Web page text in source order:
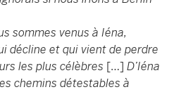
sommes venus à Iéna,
décline et qui vient de perdre
les plus célèbres […] D’Iéna
chemins détestables à